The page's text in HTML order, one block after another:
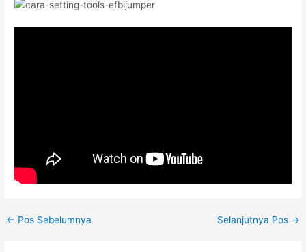
← Pos Sebelumnya Selanjutnya Pos →